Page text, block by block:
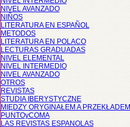
NIVEL AVANZADO
NIÑOS
LITERATURA EN ESPAÑOL
METODOS
LITERATURA EN POLACO
LECTURAS GRADUADAS
NIVEL ELEMENTAL
NIVEL INTERMEDIO
NIVEL AVANZADO
OTROS
REVISTAS
STUDIA IBERYSTYCZNE
MIĘDZY ORYGINAŁEM A PRZEKŁADEM
PUNTOyCOMA
LAS REVISTAS ESPANOLAS